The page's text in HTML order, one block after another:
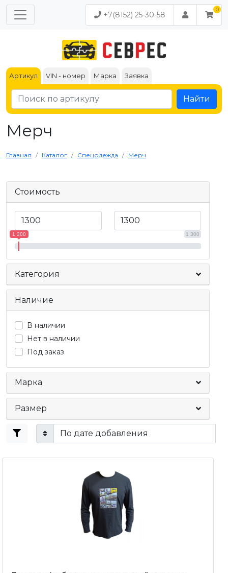
+7(8152) 25-30-58
Артикул VIN - номер Марка Заявка
Найти
Мерч
Главная Каталог Спецодежда Мерч
Стоимость
1 300
1 300
Наличие
В наличии
Нет в наличии
Под заказ
Марка
Размер
Категория